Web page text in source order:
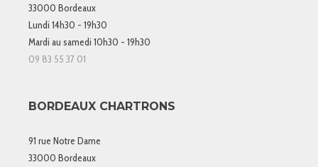
33000 Bordeaux
Lundi 14h30 - 19h30
Mardi au samedi 10h30 - 19h30
09 83 55 37 01
BORDEAUX CHARTRONS
91 rue Notre Dame
33000 Bordeaux